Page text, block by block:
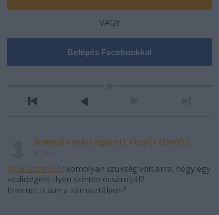
VAGY
Aranyba mártogatott étnyúl (törölt)
@parazita666: komolyan szükség volt arra, hogy egy
vadidegent ilyen szinten ócsároljál?
Internet is van a zártosztályon?